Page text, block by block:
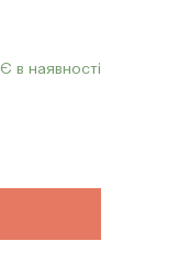
Є в наявності